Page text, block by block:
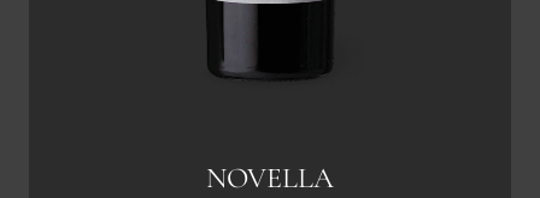
NOVELLA